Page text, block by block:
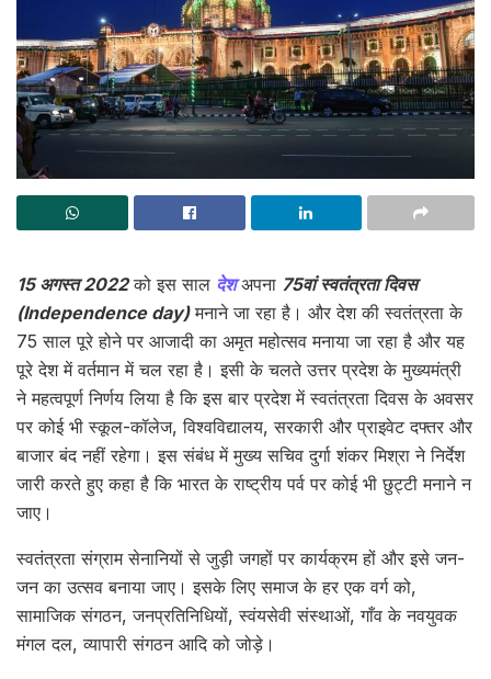
15 अगस्त 2022को इस साल देशअपना 75वां स्वतंत्रता दिवस
(Independence day)मनाने जा रहा है। और देश की स्वतंत्रता के
75 साल पूरे होने पर आजादी का अमृत महोत्सव मनाया जा रहा है और यह
पूरे देश में वर्तमान में चल रहा है। इसी के चलते उत्तर प्रदेश के मुख्यमंत्री
ने महत्वपूर्ण निर्णय लिया है कि इस बार प्रदेश में स्वतंत्रता दिवस के अवसर
पर कोई भी स्कूल-कॉलेज, विश्वविद्यालय, सरकारी और प्राइवेट दफ्तर और
बाजार बंद नहीं रहेगा। इस संबंध में मुख्य सचिव दुर्गा शंकर मिश्रा ने निर्देश
जारी करते हुए कहा है कि भारत के राष्ट्रीय पर्व पर कोई भी छुट्टी मनाने न
जाए।
स्वतंत्रता संग्राम सेनानियों से जुड़ी जगहों पर कार्यक्रम हों और इसे जन-
जन का उत्सव बनाया जाए। इसके लिए समाज के हर एक वर्ग को,
सामाजिक संगठन, जनप्रतिनिधियों, स्वंयसेवी संस्थाओं, गाँव के नवयुवक
मंगल दल, व्यापारी संगठन आदि को जोड़े।